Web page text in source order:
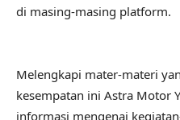
di masing-masing platform.
Melengkapi mater-materi
kesempatan ini Astra Motor
informasi mengenai